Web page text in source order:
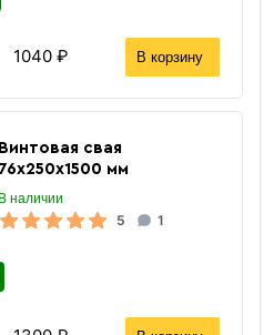
1040 ₽ В корзину
Винтовая свая
76х250х1500 мм
В наличии
5 1